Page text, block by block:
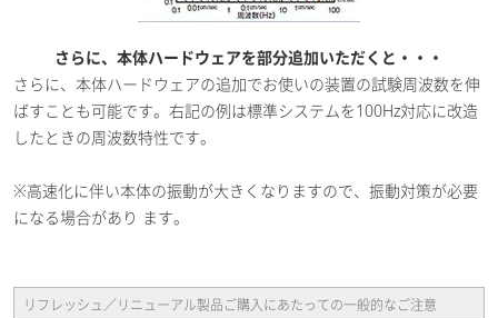
さらに、本体ハードウェアを部分追加いただくと・・・
さらに、本体ハードウェアの追加でお使いの装置の試験周波数を伸
ばすことも可能です。右記の例は標準システムを100Hz対応に改造
したときの周波数特性です。
※高速化に伴い本体の振動が大きくなりますので、振動対策が必要
になる場合があり ます。
リフレッシュ／リニューアル製品ご購入にあたっての一般的なご注意